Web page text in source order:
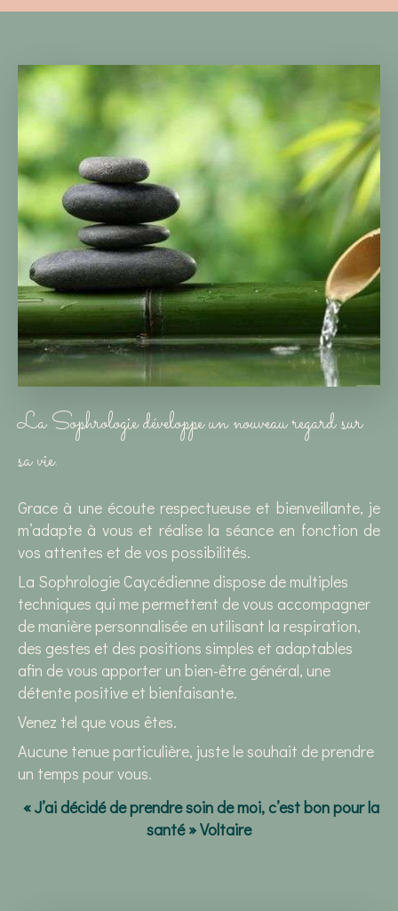
La Sophrologie développe un nouveau regard sur
sa vie.
Grace à une écoute respectueuse et bienveillante, je
m’adapte à vous et réalise la séance en fonction de
vos attentes et de vos possibilités.
La Sophrologie Caycédienne dispose de multiples
techniques qui me permettent de vous accompagner
de manière personnalisée en utilisant la respiration,
des gestes et des positions simples et adaptables
afin de vous apporter un bien-être général, une
détente positive et bienfaisante.
Venez tel que vous êtes.
Aucune tenue particulière, juste le souhait de prendre
un temps pour vous.
« J’ai décidé de prendre soin de moi, c’est bon pour la
santé » Voltaire